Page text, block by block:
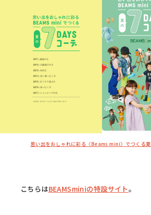
思い出をおしゃれに彩る〈Beams mini〉でつくる
こちらはBEAMSminiの特設サイト。